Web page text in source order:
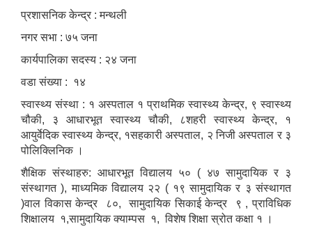
प्रशासनिक केन्द्र : मन्थली
नगर सभा : ७५ जना
कार्यपालिका सदस्य : २४ जना
वडा संख्या : १४
स्वास्थ्य संस्था : १ अस्पताल १ प्राथमिक स्वास्थ्य केन्द्र, ९ स्वास्थ्य
चौकी, ३ आधारभूत स्वास्थ्य चौकी, ८शहरी स्वास्थ्य केन्द्र, १
आयुर्वेदिक स्वास्थ्य केन्द्र, १सहकारी अस्पताल, २ निजी अस्पताल र ३
पोलिक्लिनिक ।
शैक्षिक संस्थाहरु: आधारभूत विद्यालय ५० ( ४७ सामुदायिक र ३
संस्थागत ), माध्यमिक विद्यालय २२ ( १९ सामुदायिक र ३ संस्थागत
)वाल विकास केन्द्र ८०, सामुदायिक सिकाई केन्द्र ९ , प्राविधिक
शिक्षालय १,सामुदायिक क्याम्पस १, विशेष शिक्षा स्रोत कक्षा १ ।